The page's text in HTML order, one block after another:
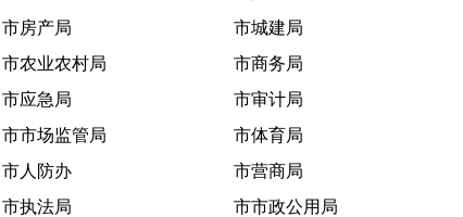
市房产局
市城建局
市农业农村局
市商务局
市应急局
市审计局
市市场监管局
市体育局
市人防办
市营商局
市执法局
市市政公用局